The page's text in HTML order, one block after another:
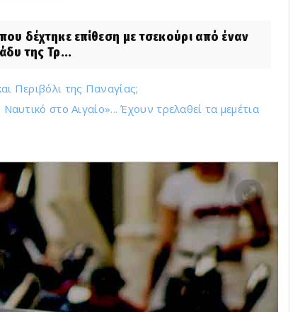
δέχτηκε επίθεση με τσεκούρι από έναν
της Τρ...
Περιβόλι της Παναγίας;
στο Αιγαίο»... Έχουν τρελαθεί τα μεμέτια